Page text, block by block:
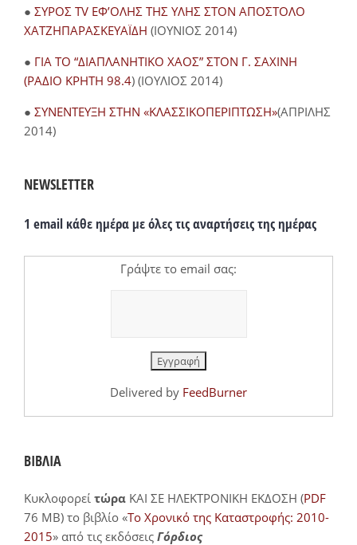
● ΣΥΡΟΣ TV ΕΦ’ΟΛΗΣ ΤΗΣ ΥΛΗΣ ΣΤΟΝ ΑΠΟΣΤΟΛΟ
ΧΑΤΖΗΠΑΡΑΣΚΕΥΑΪΔΗ (ΙΟΥΝΙΟΣ 2014)
● ΓΙΑ ΤΟ “ΔΙΑΠΛΑΝΗΤΙΚΟ ΧΑΟΣ” ΣΤΟΝ Γ. ΣΑΧΙΝΗ
(ΡΑΔΙΟ ΚΡΗΤΗ 98.4) (ΙΟΥΛΙΟΣ 2014)
● ΣΥΝΕΝΤΕΥΞΗ ΣΤΗΝ «ΚΛΑΣΣΙΚΟΠΕΡΙΠΤΩΣΗ»(ΑΠΡΙΛΗΣ
2014)
NEWSLETTER
1 email κάθε ημέρα με όλες τις αναρτήσεις της ημέρας
Γράψτε το email σας:
Delivered by FeedBurner
ΒΙΒΛΙΑ
Κυκλοφορεί τώρα ΚΑΙ ΣΕ ΗΛΕΚΤΡΟΝΙΚΗ ΕΚΔΟΣΗ (PDF
76 MB) το βιβλίο «Το Χρονικό της Καταστροφής: 2010-
2015» από τις εκδόσεις Γόρδιος